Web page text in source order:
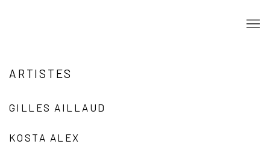
ARTISTES
GILLES AILLAUD
KOSTA ALEX